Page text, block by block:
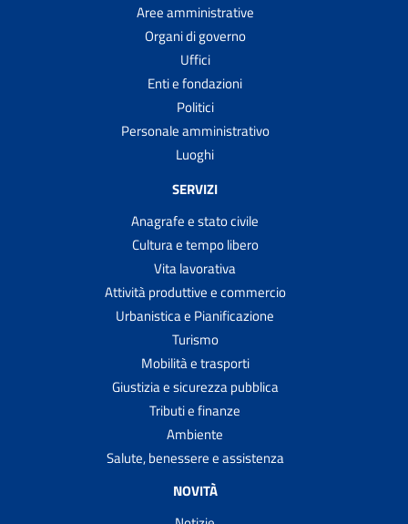
Aree amministrative
Organi di governo
Uffici
Enti e fondazioni
Politici
Personale amministrativo
Luoghi
SERVIZI
Anagrafe e stato civile
Cultura e tempo libero
Vita lavorativa
Attività produttive e commercio
Urbanistica e Pianificazione
Turismo
Mobilità e trasporti
Giustizia e sicurezza pubblica
Tributi e finanze
Ambiente
Salute, benessere e assistenza
NOVITÀ